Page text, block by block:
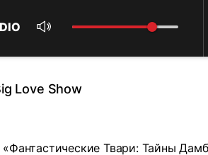
Love Show
Твари: Тайны